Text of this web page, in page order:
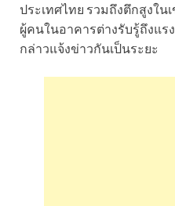
ประเทศไทย รวมถึงตึกสูงใ
ผู้คนในอาคารต่างรับรู้ถึงแ
กล่าวแจ้งข่าวกันเป็นระยะ